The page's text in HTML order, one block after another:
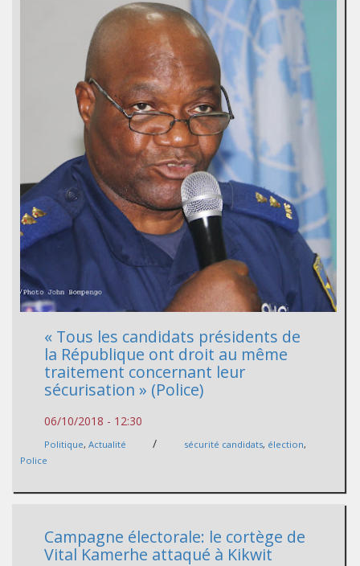
« Tous les candidats présidents de
la République ont droit au même
traitement concernant leur
sécurisation » (Police)
06/10/2018 - 12:30
Politique, Actualité / sécurité candidats, élection,
Police
Campagne électorale: le cortège de
Vital Kamerhe attaqué à Kikwit